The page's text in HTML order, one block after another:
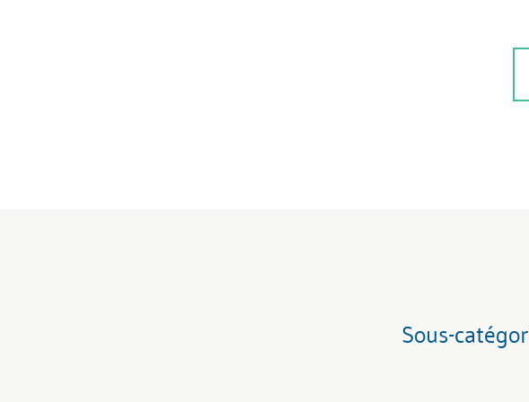
Sous-